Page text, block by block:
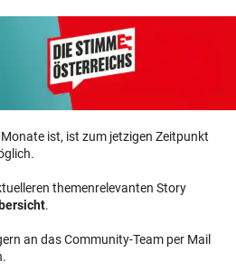
ist, ist zum jetzigen Zeitpunkt
themenrelevanten Story
.
an das Community-Team per Mail